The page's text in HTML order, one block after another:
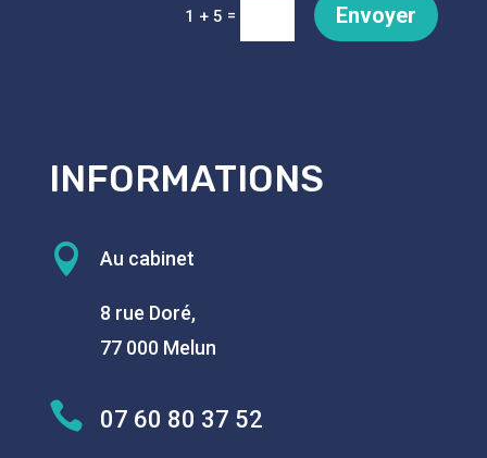
1 + 5 = Envoyer
INFORMATIONS
 Au cabinet
8 rue Doré,
77 000 Melun
 07 60 80 37 52